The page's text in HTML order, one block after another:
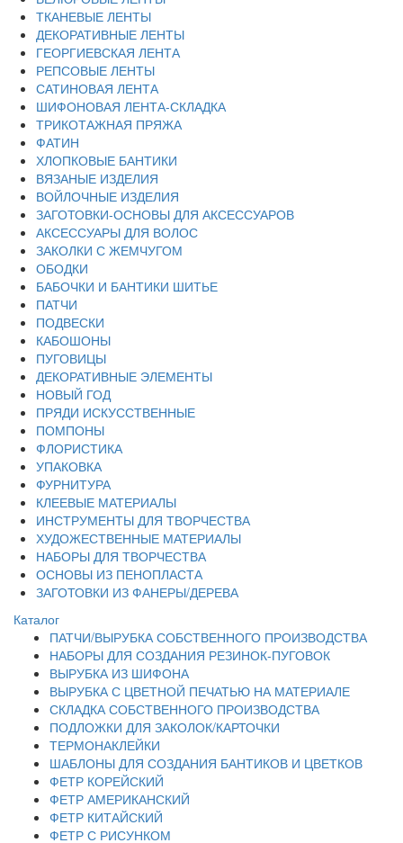
ТКАНЕВЫЕ ЛЕНТЫ
ДЕКОРАТИВНЫЕ ЛЕНТЫ
ГЕОРГИЕВСКАЯ ЛЕНТА
РЕПСОВЫЕ ЛЕНТЫ
САТИНОВАЯ ЛЕНТА
ШИФОНОВАЯ ЛЕНТА-СКЛАДКА
ТРИКОТАЖНАЯ ПРЯЖА
ФАТИН
ХЛОПКОВЫЕ БАНТИКИ
ВЯЗАНЫЕ ИЗДЕЛИЯ
ВОЙЛОЧНЫЕ ИЗДЕЛИЯ
ЗАГОТОВКИ-ОСНОВЫ ДЛЯ АКСЕССУАРОВ
АКСЕССУАРЫ ДЛЯ ВОЛОС
ЗАКОЛКИ С ЖЕМЧУГОМ
ОБОДКИ
БАБОЧКИ И БАНТИКИ ШИТЬЕ
ПАТЧИ
ПОДВЕСКИ
КАБОШОНЫ
ПУГОВИЦЫ
ДЕКОРАТИВНЫЕ ЭЛЕМЕНТЫ
НОВЫЙ ГОД
ПРЯДИ ИСКУССТВЕННЫЕ
ПОМПОНЫ
ФЛОРИСТИКА
УПАКОВКА
ФУРНИТУРА
КЛЕЕВЫЕ МАТЕРИАЛЫ
ИНСТРУМЕНТЫ ДЛЯ ТВОРЧЕСТВА
ХУДОЖЕСТВЕННЫЕ МАТЕРИАЛЫ
НАБОРЫ ДЛЯ ТВОРЧЕСТВА
ОСНОВЫ ИЗ ПЕНОПЛАСТА
ЗАГОТОВКИ ИЗ ФАНЕРЫ/ДЕРЕВА
Каталог
ПАТЧИ/ВЫРУБКА СОБСТВЕННОГО ПРОИЗВОДСТВА
НАБОРЫ ДЛЯ СОЗДАНИЯ РЕЗИНОК-ПУГОВОК
ВЫРУБКА ИЗ ШИФОНА
ВЫРУБКА С ЦВЕТНОЙ ПЕЧАТЬЮ НА МАТЕРИАЛЕ
СКЛАДКА СОБСТВЕННОГО ПРОИЗВОДСТВА
ПОДЛОЖКИ ДЛЯ ЗАКОЛОК/КАРТОЧКИ
ТЕРМОНАКЛЕЙКИ
ШАБЛОНЫ ДЛЯ СОЗДАНИЯ БАНТИКОВ И ЦВЕТКОВ
ФЕТР КОРЕЙСКИЙ
ФЕТР АМЕРИКАНСКИЙ
ФЕТР КИТАЙСКИЙ
ФЕТР С РИСУНКОМ